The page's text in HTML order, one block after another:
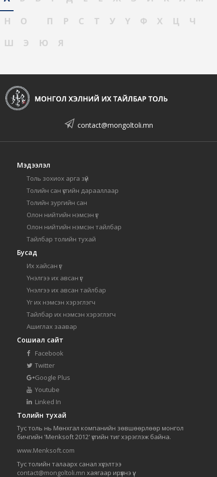
Н
О П Р С Т У Ү Ф Х Ц
Ч
Ш
Э Ю Я
contact@mongoltoli.mn
Мэдээлэл
Толь зохиох арга зүй
Толийн сан үсгийн дарааллаар
Толийн зургийн сан
Олон нийтийн нэмсэн үг
Олон нийтийн нэмсэн тайлбар
Тайлбар толийн тухай
Бусад
Их хайсан үг
Үнэлгээ их авсан үг
Үнэлгээ их авсан тайлбар
Үг их нэмсэн хэрэглэгч
Тайлбар их нэмсэн хэрэглэгч
Ашиглах заавар
Сошиал сайт
Facebook
Twitter
Google Plus
Youtube
Linked In
Толийн тухай
Тус толь нь Мөнхгал компанийн зөвшөөрлөөр монгол
бичгийн 'Menksoft 2012' үсгийн тиг хэрэглэж байна.
www.Menksoft.com
Тус толийн талаарх санал хүсэлтээ
contact@mongoltoli.mn хаягаар ирүүлнэ үү.